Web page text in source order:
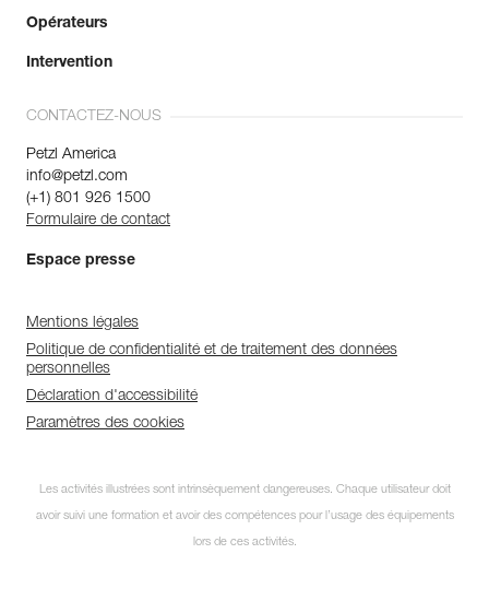
Opérateurs
Intervention
CONTACTEZ-NOUS
Petzl America
info@petzl.com
(+1) 801 926 1500
Formulaire de contact
Espace presse
Mentions légales
Politique de confidentialité et de traitement des données
personnelles
Déclaration d'accessibilité
Paramètres des cookies
Les activités illustrées sont intrinsèquement dangereuses. Chaque utilisateur doit
avoir suivi une formation et avoir des compétences pour l’usage des équipements
lors de ces activités.